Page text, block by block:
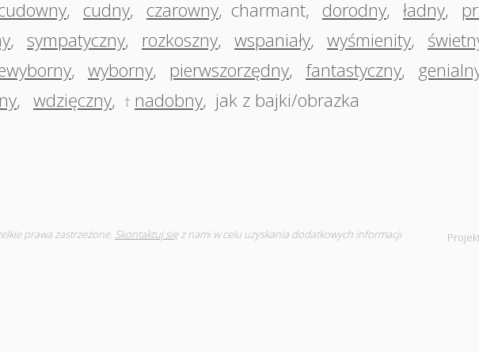
, cudny, czarowny, charmant, dorodny, ładny,
, sympatyczny, rozkoszny, wspaniały, wyśmienity,
, wyborny, pierwszorzędny, fantastyczny,
, wdzięczny, † nadobny, jak z bajki/obrazka
prawa zastrzeżone. Skontaktuj sięz nami w celu uzyskania dodatkowych informacji